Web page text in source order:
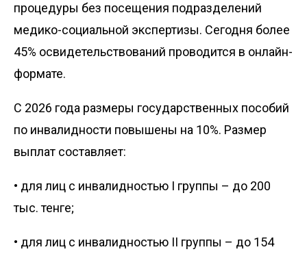
процедуры без посещения подразделений
медико-социальной экспертизы. Сегодня более
45% освидетельствований проводится в онлайн-
формате.
С 2026 года размеры государственных пособий
по инвалидности повышены на 10%. Размер
выплат составляет:
• для лиц с инвалидностью I группы – до 200
тыс. тенге;
• для лиц с инвалидностью II группы – до 154